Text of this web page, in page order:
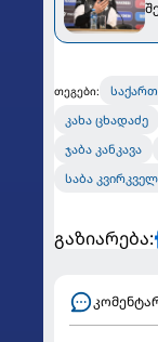
თეგები:
კახა ცხადაძე
ჯა­ბა კან­კა­ვა
სა­ბა
გაზიარება: